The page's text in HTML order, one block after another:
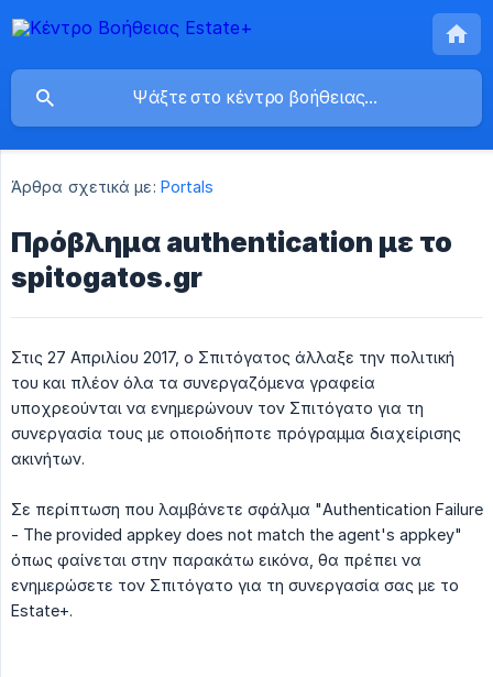
Άρθρα σχετικά με: Portals
Πρόβλημα authentication με το
spitogatos.gr
Στις 27 Απριλίου 2017, ο Σπιτόγατος άλλαξε την πολιτική
του και πλέον όλα τα συνεργαζόμενα γραφεία
υποχρεούνται να ενημερώνουν τον Σπιτόγατο για τη
συνεργασία τους με οποιοδήποτε πρόγραμμα διαχείρισης
ακινήτων.
Σε περίπτωση που λαμβάνετε σφάλμα "Authentication Failure
- The provided appkey does not match the agent's appkey"
όπως φαίνεται στην παρακάτω εικόνα, θα πρέπει να
ενημερώσετε τον Σπιτόγατο για τη συνεργασία σας με το
Estate+.